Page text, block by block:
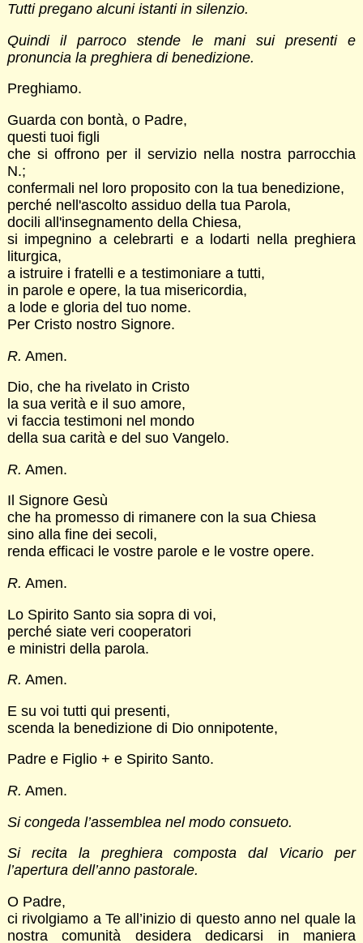
Tutti pregano alcuni istanti in silenzio.
Quindi il parroco stende le mani sui presenti e
pronuncia la preghiera di benedizione.
Preghiamo.
Guarda con bontà, o Padre,
questi tuoi figli
che si offrono per il servizio nella nostra parrocchia
N.;
confermali nel loro proposito con la tua benedizione,
perché nell'ascolto assiduo della tua Parola,
docili all'insegnamento della Chiesa,
si impegnino a celebrarti e a lodarti nella preghiera
liturgica,
a istruire i fratelli e a testimoniare a tutti,
in parole e opere, la tua misericordia,
a lode e gloria del tuo nome.
Per Cristo nostro Signore.
R. Amen.
Dio, che ha rivelato in Cristo
la sua verità e il suo amore,
vi faccia testimoni nel mondo
della sua carità e del suo Vangelo.
R. Amen.
Il Signore Gesù
che ha promesso di rimanere con la sua Chiesa
sino alla fine dei secoli,
renda efficaci le vostre parole e le vostre opere.
R. Amen.
Lo Spirito Santo sia sopra di voi,
perché siate veri cooperatori
e ministri della parola.
R. Amen.
E su voi tutti qui presenti,
scenda la benedizione di Dio onnipotente,
Padre e Figlio + e Spirito Santo.
R. Amen.
Si congeda l’assemblea nel modo consueto.
Si recitala preghiera composta dal Vicario per
l’apertura dell’anno pastorale.
O Padre,
ci rivolgiamo a Te all’inizio di questo anno nel quale la
nostra comunità desidera dedicarsi in maniera